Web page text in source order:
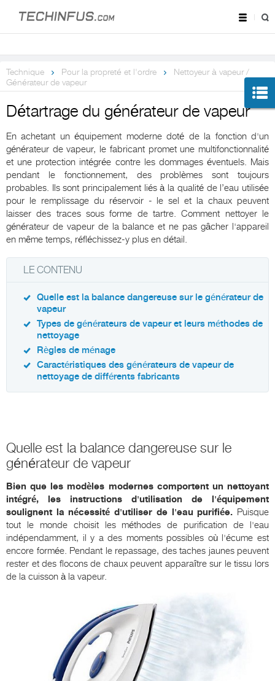
Technique Pour la propreté et l'ordre
Nettoyeur à vapeur /
Générateur de vapeur
Détartrage du générateur de vapeur
En achetant un équipement moderne doté de la fonction d'un
générateur de vapeur, le fabricant promet une multifonctionnalité
et une protection intégrée contre les dommages éventuels. Mais
pendant le fonctionnement, des problèmes sont toujours
probables. Ils sont principalement liés à la qualité de l’eau utilisée
pour le remplissage du réservoir - le sel et la chaux peuvent
laisser des traces sous forme de tartre. Comment nettoyer le
générateur de vapeur de la balance et ne pas gâcher l'appareil
en même temps, réfléchissez-y plus en détail.
LE CONTENU
Quelle est la balance dangereuse sur le générateur de
vapeur
Types de générateurs de vapeur et leurs méthodes de
nettoyage
Règles de ménage
Caractéristiques des générateurs de vapeur de
nettoyage de différents fabricants
Quelle est la balance dangereuse sur le
générateur de vapeur
Bien que les modèles modernes comportent un nettoyant
intégré, les instructions d'utilisation de l'équipement
soulignent la nécessité d'utiliser de l'eau purifiée. Puisque
tout le monde choisit les méthodes de purification de l'eau
indépendamment, il y a des moments possibles où l'écume est
encore formée. Pendant le repassage, des taches jaunes peuvent
rester et des flocons de chaux peuvent apparaître sur le tissu lors
de la cuisson à la vapeur.